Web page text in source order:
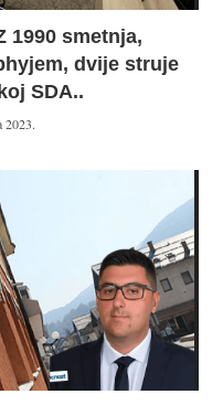
1990 smetnja,
dvije struje
SDA..
2023.